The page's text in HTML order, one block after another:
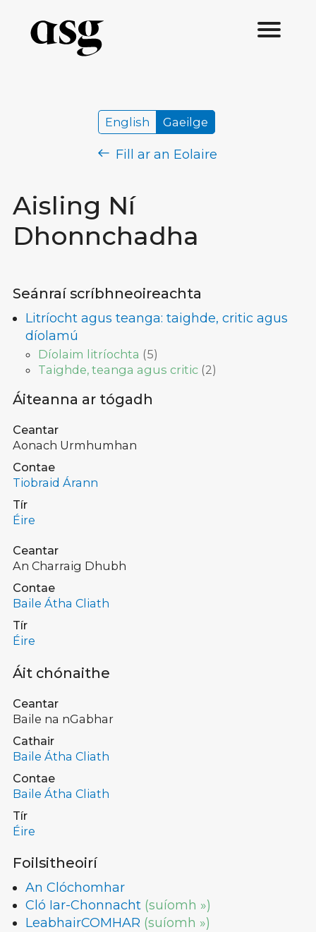
Aisling Ní
Dhonnchadha
English Gaeilge
Fill ar an Eolaire
Seánraí scríbhneoireachta
Litríocht agus teanga: taighde, critic agus
díolamú
Díolaim litríochta (5)
Taighde, teanga agus critic (2)
Áiteanna ar tógadh
Ceantar
Aonach Urmhumhan
Contae
Tiobraid Árann
Tír
Éire
Ceantar
An Charraig Dhubh
Contae
Baile Átha Cliath
Tír
Éire
Áit chónaithe
Ceantar
Baile na nGabhar
Cathair
Baile Átha Cliath
Contae
Baile Átha Cliath
Tír
Éire
Foilsitheoirí
An Clóchomhar
Cló Iar-Chonnacht (suíomh »)
LeabhairCOMHAR (suíomh »)